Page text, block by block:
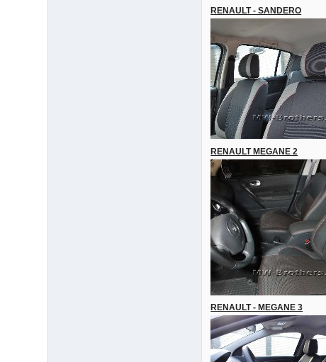
RENAULT - SANDERO
RENAULT MEGANE 2
RENAULT - MEGANE 3